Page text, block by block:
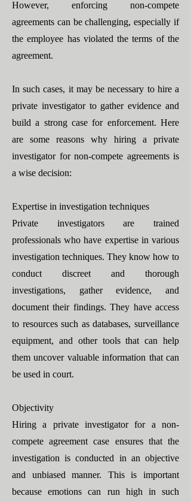
However, enforcing non-compete
agreements can be challenging, especially if
the employee has violated the terms of the
agreement.
In such cases, it may be necessary to hire a
private investigator to gather evidence and
build a strong case for enforcement. Here
are some reasons why hiring a private
investigator for non-compete agreements is
a wise decision:
Expertise in investigation techniques
Private investigators are trained
professionals who have expertise in various
investigation techniques. They know how to
conduct discreet and thorough
investigations, gather evidence, and
document their findings. They have access
to resources such as databases, surveillance
equipment, and other tools that can help
them uncover valuable information that can
be used in court.
Objectivity
Hiring a private investigator for a non-
compete agreement case ensures that the
investigation is conducted in an objective
and unbiased manner. This is important
because emotions can run high in such